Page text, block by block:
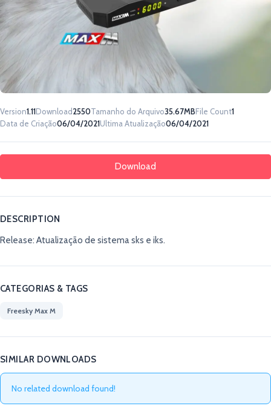
Version1.11Download2550Tamanho do Arquivo35.67MBFile Count1
Data de Criação06/04/2021Ultima Atualização06/04/2021
Download
DESCRIPTION
Release: Atualização de sistema sks e iks.
CATEGORIAS & TAGS
Freesky Max M
SIMILAR DOWNLOADS
No related download found!